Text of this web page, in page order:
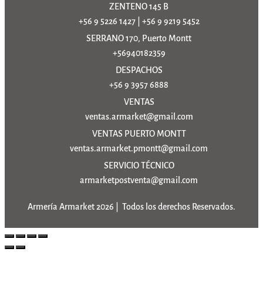
ZENTENO 145 B
+56 9 5226 1427| +56 9 9219 5452
SERRANO 170, Puerto Montt
+56940182359
DESPACHOS
+56 9 3957 6888
VENTAS
ventas.armarket@gmail.com
VENTAS PUERTO MONTT
ventas.armarket.pmontt@gmail.com
SERVICIO TÉCNICO
armarketpostventa@gmail.com
Armería Armarket 2026 | Todos los derechos Reservados.